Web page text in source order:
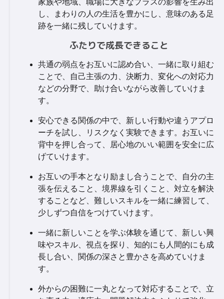
家族や地域、職場に大きなプラスの影響を生み出
し、まわりの人の生活を豊かにし、意味のある足
跡を一緒に残していけます。
ふたりで成長できること
共通の弱点をお互いに認め合い、一緒に取り組む
ことで、自己主張の力、決断力、変化への対応力
などの分野で、助け合いながら改善していけま
す。
安心できる関係の中で、新しい行動や違うアプロ
ーチを試し、リスクなく実験できます。お互いに
背中を押し合って、居心地のいい範囲を安全に広
げていけます。
お互いの手本となり励まし合うことで、自分の主
張を伝えること、境界線を引くこと、対立を解決
することなど、難しいスキルを一緒に練習して、
少しずつ自信をつけていけます。
一緒に新しいことを学ぶ体験を通じて、新しい興
味やスキル、視点を探り、知的にも人間的にも成
長し合い、関係の深さと豊かさを高めていけま
す。
外からの困難に一丸となって対応することで、立